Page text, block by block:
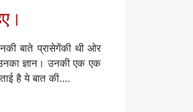
बाते प्रासेगेंकी थी ओर
ज्ञान। उनकी एक एक
है ये बात की….